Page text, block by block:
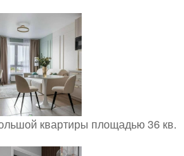
квартиры площадью 36 кв.